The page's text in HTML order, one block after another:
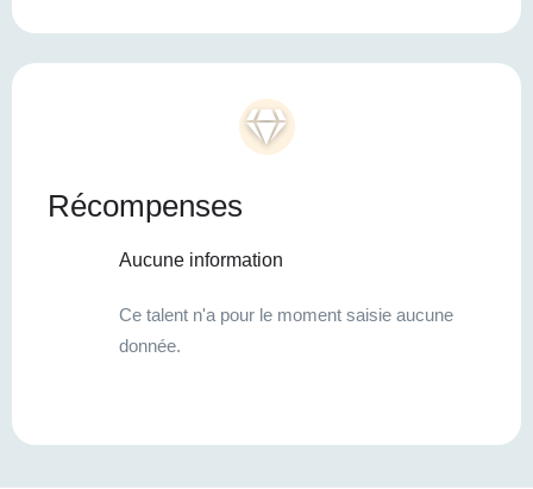
Récompenses
Aucune information
Ce talent n'a pour le moment saisie aucune
donnée.